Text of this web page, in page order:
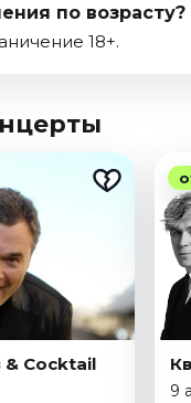
по возрасту?
18+.
& Cocktail
9